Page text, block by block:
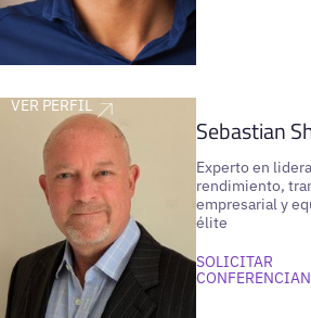
VER PERFIL
Sebastian
Experto en
rendimiento,
empresarial y
élite
SOLICITAR